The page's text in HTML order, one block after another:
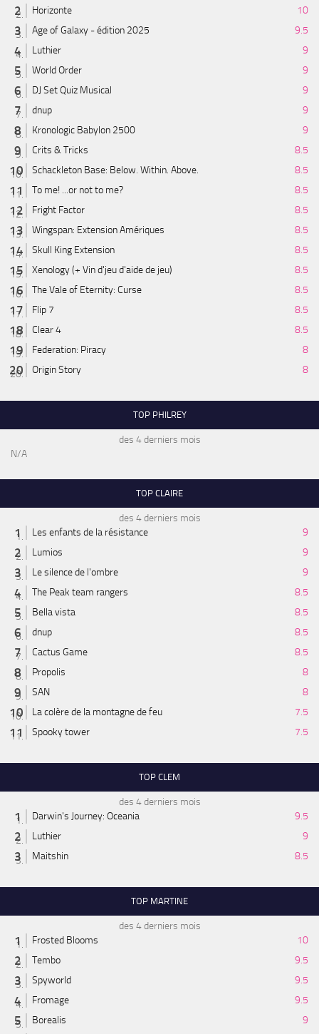
Horizonte
10
Age of Galaxy - édition 2025
9.5
Luthier
9
World Order
9
DJ Set Quiz Musical
9
dnup
9
Kronologic Babylon 2500
9
Crits & Tricks
8.5
Schackleton Base: Below. Within. Above.
8.5
To me! ...or not to me?
8.5
Fright Factor
8.5
Wingspan: Extension Amériques
8.5
Skull King Extension
8.5
Xenology (+ Vin d'jeu d'aide de jeu)
8.5
The Vale of Eternity: Curse
8.5
Flip 7
8.5
Clear 4
8.5
Federation: Piracy
8
Origin Story
8
TOP PHILREY
des 4 derniers mois
N/A
TOP CLAIRE
des 4 derniers mois
Les enfants de la résistance
9
Lumios
9
Le silence de l'ombre
9
The Peak team rangers
8.5
Bella vista
8.5
dnup
8.5
Cactus Game
8.5
Propolis
8
SAN
8
La colère de la montagne de feu
7.5
Spooky tower
7.5
TOP CLEM
des 4 derniers mois
Darwin's Journey: Oceania
9.5
Luthier
9
Maitshin
8.5
TOP MARTINE
des 4 derniers mois
Frosted Blooms
10
Tembo
9.5
Spyworld
9.5
Fromage
9.5
Borealis
9